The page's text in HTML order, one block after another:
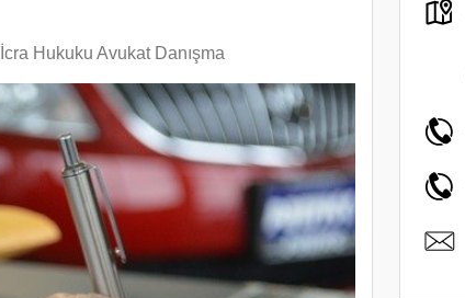
İcra Hukuku Avukat Danışma